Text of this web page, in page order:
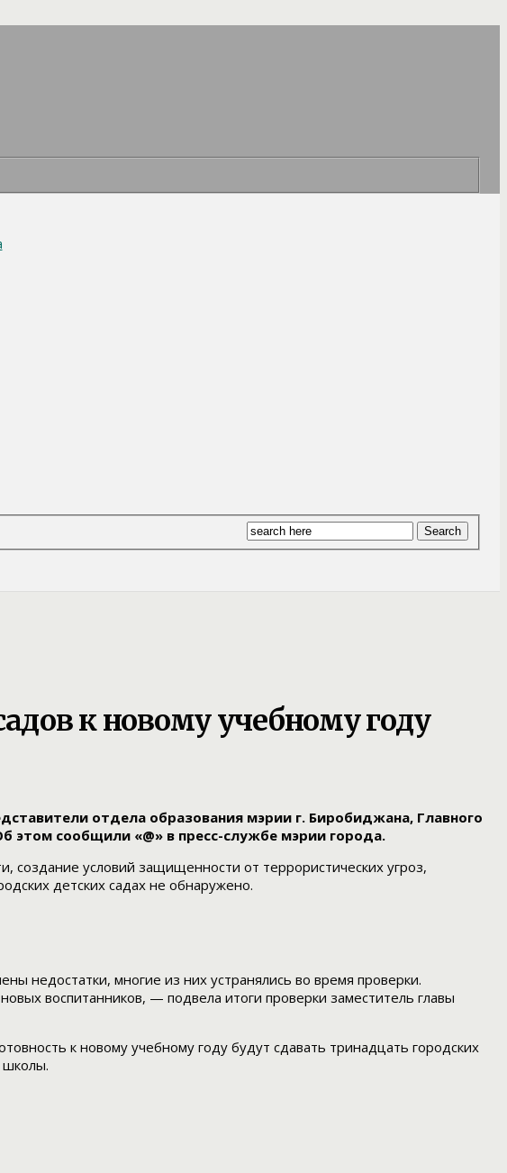
к новому учебному году
отдела образования мэрии г. Биробиджана, Главного
этом сообщили «@» в пресс-службе мэрии города.
условий защищенности от террористических угроз,
детских садах не обнаружено.
недостатки, многие из них устранялись во время проверки.
воспитанников, — подвела итоги проверки заместитель главы
к новому учебному году будут сдавать тринадцать городских
школы.